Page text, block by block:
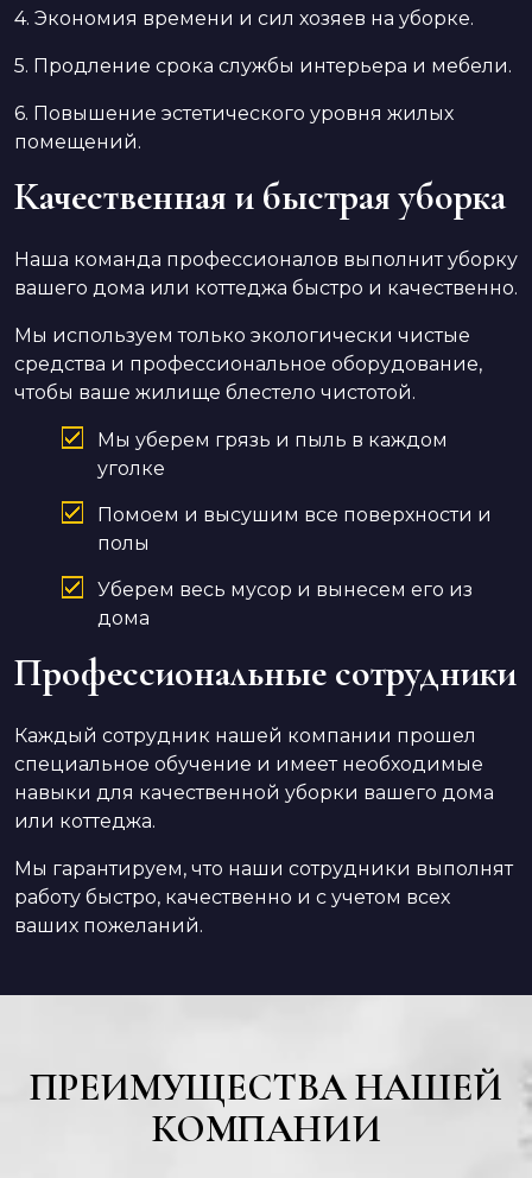
4. Экономия времени и сил хозяев на уборке.
5. Продление срока службы интерьера и мебели.
6. Повышение эстетического уровня жилых
помещений.
Качественная и быстрая уборка
Наша команда профессионалов выполнит уборку
вашего дома или коттеджа быстро и качественно.
Мы используем только экологически чистые
средства и профессиональное оборудование,
чтобы ваше жилище блестело чистотой.
Мы уберем грязь и пыль в каждом
уголке
Помоем и высушим все поверхности и
полы
Уберем весь мусор и вынесем его из
дома
Профессиональные сотрудники
Каждый сотрудник нашей компании прошел
специальное обучение и имеет необходимые
навыки для качественной уборки вашего дома
или коттеджа.
Мы гарантируем, что наши сотрудники выполнят
работу быстро, качественно и с учетом всех
ваших пожеланий.
ПРЕИМУЩЕСТВА НАШЕЙ
КОМПАНИИ